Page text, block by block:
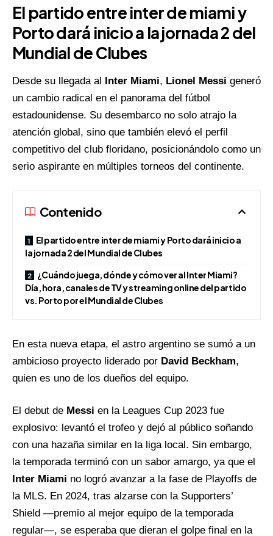
El partido entre inter de miami y
Porto dará inicio a la jornada 2 del
Mundial de Clubes
Desde su llegada al Inter Miami, Lionel Messi generó
un cambio radical en el panorama del fútbol
estadounidense. Su desembarco no solo atrajo la
atención global, sino que también elevó el perfil
competitivo del club floridano, posicionándolo como un
serio aspirante en múltiples torneos del continente.
Contenido
El partido entre inter de miami y Porto dará inicio a
la jornada 2 del Mundial de Clubes
¿Cuándo juega, dónde y cómo ver al Inter Miami?
Día, hora, canales de TV y streaming online del partido
vs. Porto por el Mundial de Clubes
En esta nueva etapa, el astro argentino se sumó a un
ambicioso proyecto liderado por David Beckham,
quien es uno de los dueños del equipo.
El debut de Messi en la Leagues Cup 2023 fue
explosivo: levantó el trofeo y dejó al público soñando
con una hazaña similar en la liga local. Sin embargo,
la temporada terminó con un sabor amargo, ya que el
Inter Miami no logró avanzar a la fase de Playoffs de
la MLS. En 2024, tras alzarse con la Supporters’
Shield —premio al mejor equipo de la temporada
regular—, se esperaba que dieran el golpe final en la